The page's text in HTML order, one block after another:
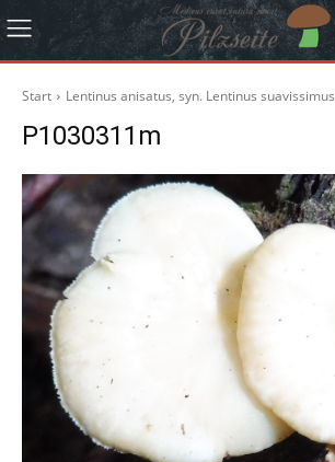
Start Lentinus anisatus, syn. Lentinus suavissimus
P1030311m